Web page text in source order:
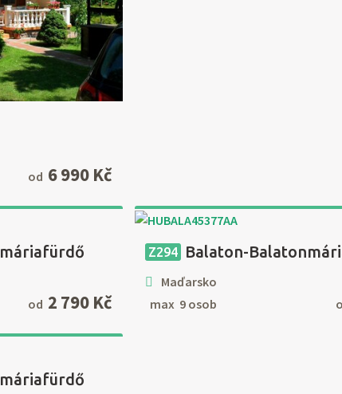
od 6 990 Kč
od 2 790 Kč
Z294 Balaton-
Maďarsko
max 9 osob